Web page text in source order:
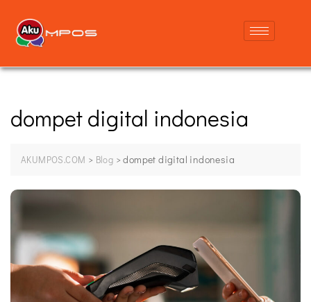
dompet digital indonesia
AKUMPOS.COM > Blog >dompet digital indonesia